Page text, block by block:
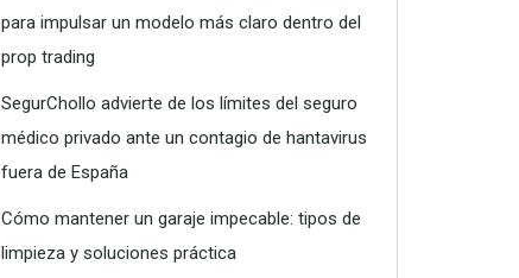
para impulsar un modelo más claro dentro del
prop trading
SegurChollo advierte de los límites del seguro
médico privado ante un contagio de hantavirus
fuera de España
Cómo mantener un garaje impecable: tipos de
limpieza y soluciones práctica